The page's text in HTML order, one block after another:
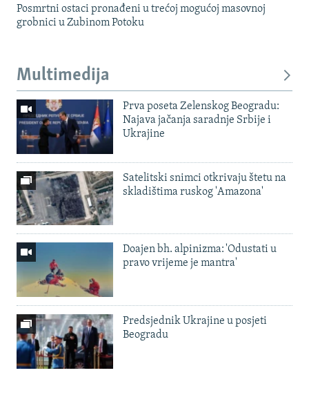
Posmrtni ostaci pronađeni u trećoj mogućoj masovnoj
grobnici u Zubinom Potoku
Multimedija
Prva poseta Zelenskog Beogradu:
Najava jačanja saradnje Srbije i
Ukrajine
Satelitski snimci otkrivaju štetu na
skladištima ruskog 'Amazona'
Doajen bh. alpinizma: 'Odustati u
pravo vrijeme je mantra'
Predsjednik Ukrajine u posjeti
Beogradu